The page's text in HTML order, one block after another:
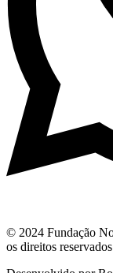
© 2024 Fundação
os direitos